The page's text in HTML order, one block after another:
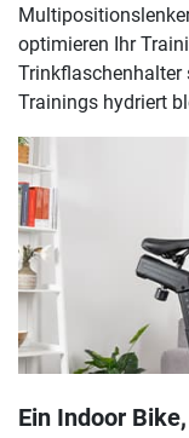
optimieren Ihr
Trinkflaschenhalter
Trainings hydriert
Ein Indoor